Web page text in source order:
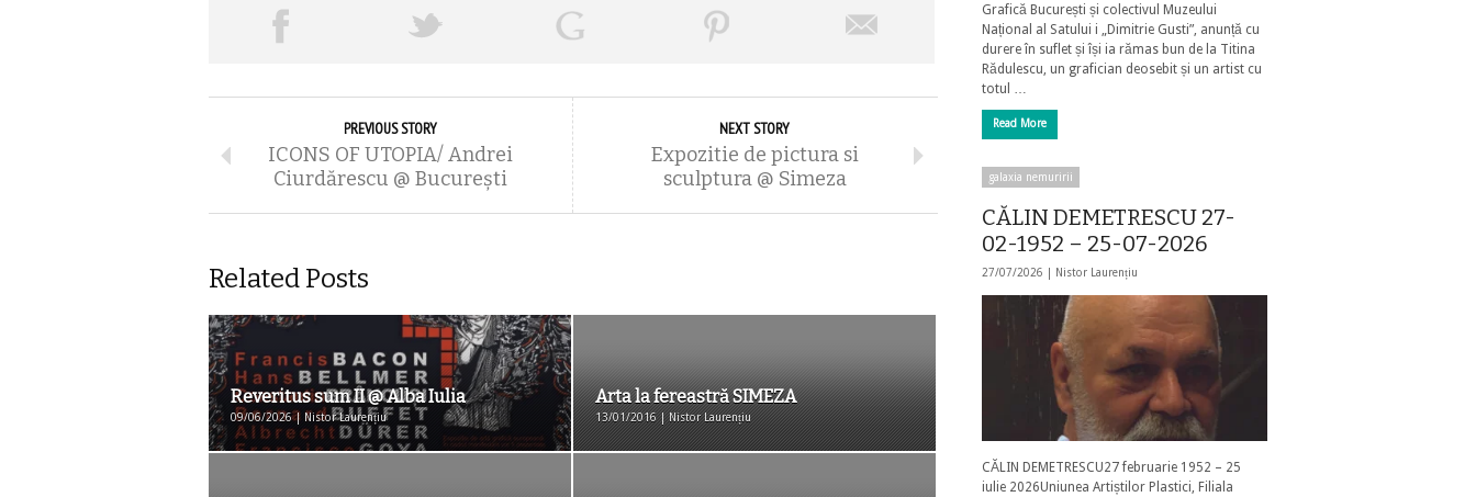
PREVIOUS STORY
ICONS OF UTOPIA/ Andrei
Ciurdărescu @ București
NEXT STORY
Expozitie de pictura si
sculptura @ Simeza
Related Posts
Reveritus sum II @ Alba Iulia
09/06/2026 | Nistor Laurențiu
Arta la fereastră SIMEZA
13/01/2016 | Nistor Laurențiu
Grafică București și colectivul Muzeului
Național al Satului i „Dimitrie Gusti”, anunță cu
durere în suflet și își ia rămas bun de la Titina
Rădulescu, un grafician deosebit și un artist cu
totul …
Read More
galaxia nemuririi
CĂLIN DEMETRESCU 27-
02-1952 – 25-07-2026
27/07/2026 | Nistor Laurențiu
CĂLIN DEMETRESCU27 februarie 1952 – 25
iulie 2026Uniunea Artiștilor Plastici, Filiala